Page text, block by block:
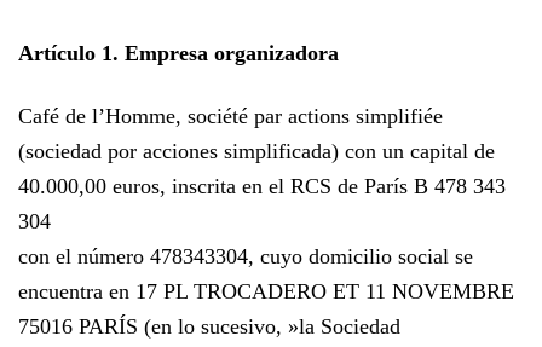
Artículo 1. Empresa organizadora
Café de l’Homme, société par actions simplifiée
(sociedad por acciones simplificada) con un capital de
40.000,00 euros, inscrita en el RCS de París B 478 343
304
con el número 478343304, cuyo domicilio social se
encuentra en 17 PL TROCADERO ET 11 NOVEMBRE
75016 PARÍS (en lo sucesivo, »la Sociedad